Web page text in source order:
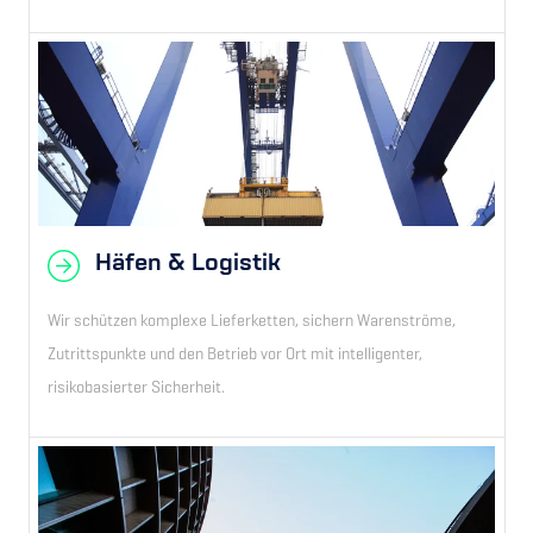
Häfen & Logistik
Wir schützen komplexe Lieferketten, sichern Warenströme,
Zutrittspunkte und den Betrieb vor Ort mit intelligenter,
risikobasierter Sicherheit.